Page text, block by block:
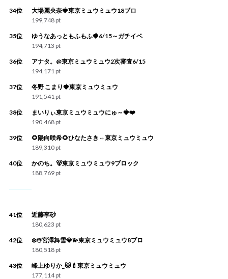
34位
大場麗央奈🍓東京ミュウミュウ18ブロ
199,748 pt
35位
ゆうなあっともふもふ🍓6/15～ガチイベ
194,713 pt
36位
アナタ。@東京ミュウミュウ2次審査6/15
194,171 pt
37位
冬野 こまり🍓東京ミュウミュウ
191,541 pt
38位
まいりぃ東京ミュウミュウにゅ～🍓❤️
190,468 pt
39位
🌻陽向咲希🌻ひなたさき⇔東京ミュウミュウ
189,310 pt
40位
かのち。🐻東京ミュウミュウ9ブロック
188,769 pt
41位
近藤李砂
180,623 pt
42位
❄️☃️宮澤舞雪💎💫東京ミュウミュウ8ブロ
180,518 pt
43位
峰上ゆりか_🐱🍼東京ミュウミュウ
177,114 pt